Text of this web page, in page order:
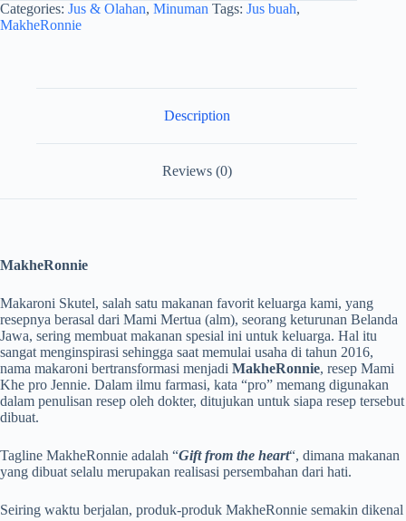
Categories: Jus & Olahan, Minuman Tags: Jus buah,
MakheRonnie
Description
Reviews (0)
MakheRonnie
Makaroni Skutel, salah satu makanan favorit keluarga kami, yang
resepnya berasal dari Mami Mertua (alm), seorang keturunan Belanda
Jawa, sering membuat makanan spesial ini untuk keluarga. Hal itu
sangat menginspirasi sehingga saat memulai usaha di tahun 2016,
nama makaroni bertransformasi menjadi MakheRonnie, resep Mami
Khe pro Jennie. Dalam ilmu farmasi, kata “pro” memang digunakan
dalam penulisan resep oleh dokter, ditujukan untuk siapa resep tersebut
dibuat.
Tagline MakheRonnie adalah “Gift from the heart“, dimana makanan
yang dibuat selalu merupakan realisasi persembahan dari hati.
Seiring waktu berjalan, produk-produk MakheRonnie semakin dikenal